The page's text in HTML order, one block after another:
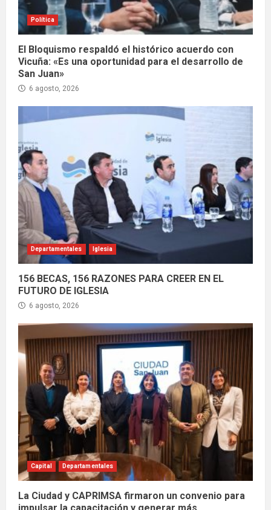
Política
El Bloquismo respaldó el histórico acuerdo con
Vicuña: «Es una oportunidad para el desarrollo de
San Juan»
6 agosto, 2026
Departamentales Iglesia
156 BECAS, 156 RAZONES PARA CREER EN EL
FUTURO DE IGLESIA
6 agosto, 2026
Capital Departamentales
La Ciudad y CAPRIMSA firmaron un convenio para